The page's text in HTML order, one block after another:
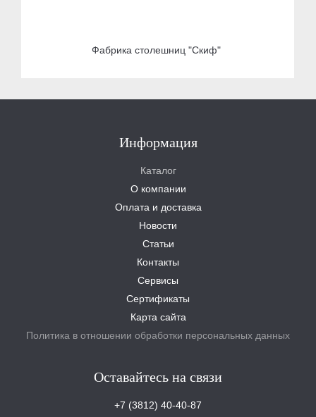
Фабрика столешниц "Скиф"
Информация
Каталог
О компании
Оплата и доставка
Новости
Статьи
Контакты
Сервисы
Сертификаты
Карта сайта
Политика в отношении обработки персональных данных
Оставайтесь на связи
+7 (3812) 40-40-87